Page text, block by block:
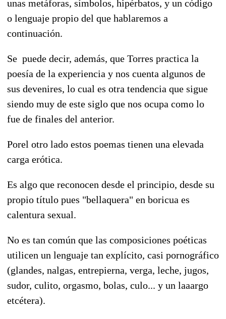
unas metáforas, símbolos, hipérbatos, y un código
o lenguaje propio del que hablaremos a
continuación.
Se puede decir, además, que Torres practica la
poesía de la experiencia y nos cuenta algunos de
sus devenires, lo cual es otra tendencia que sigue
siendo muy de este siglo que nos ocupa como lo
fue de finales del anterior.
Porel otro lado estos poemas tienen una elevada
carga erótica.
Es algo que reconocen desde el principio, desde su
propio título pues "bellaquera" en boricua es
calentura sexual.
No es tan común que las composiciones poéticas
utilicen un lenguaje tan explícito, casi pornográfico
(glandes, nalgas, entrepierna, verga, leche, jugos,
sudor, culito, orgasmo, bolas, culo... y un laaargo
etcétera).